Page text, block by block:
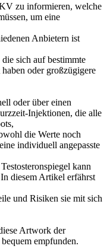
zu informieren, welche
um eine
Anbietern ist
sich auf bestimmte
oder großzügigere
oder über einen
Injektionen, die alle
die Werte noch
individuell angepasste
kann
diesem Artikel erfährst
und Risiken sie mit sich
Artwork der
empfunden.